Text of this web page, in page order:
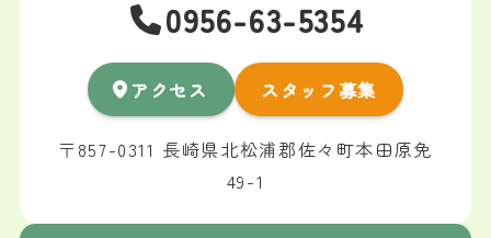
0956-63-5354
アクセス スタッフ募集
〒857-0311 長崎県北松浦郡佐々町本田原免
49-1